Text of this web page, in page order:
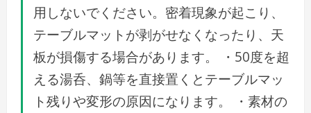
用しないでください。密着現象が起こり、
テーブルマットが剥がせなくなったり、天
板が損傷する場合があります。 ・50度を超
える湯呑、鍋等を直接置くとテーブルマッ
ト残りや変形の原因になります。 ・素材の